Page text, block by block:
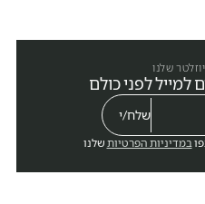
שלנו
למייל לפני כולם
במדיניות הפרטיות שלנו